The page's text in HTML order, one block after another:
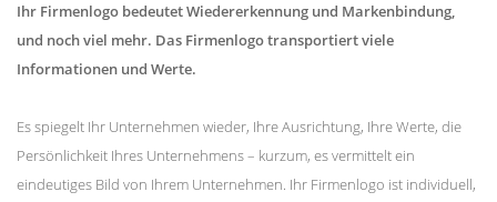
Ihr Firmenlogo bedeutet Wiedererkennung und Markenbindung,
und noch viel mehr. Das Firmenlogo transportiert viele
Informationen und Werte.
Es spiegelt Ihr Unternehmen wieder, Ihre Ausrichtung, Ihre Werte, die
Persönlichkeit Ihres Unternehmens – kurzum, es vermittelt ein
eindeutiges Bild von Ihrem Unternehmen. Ihr Firmenlogo ist individuell,